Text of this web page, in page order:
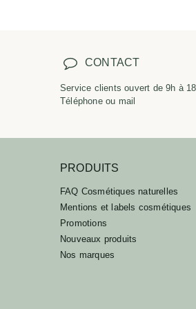
CONTACT
Service clients ouvert de 9h à
Téléphone ou mail
PRODUITS
FAQ Cosmétiques naturelles
Mentions et labels cosmétiques
Promotions
Nouveaux produits
Nos marques